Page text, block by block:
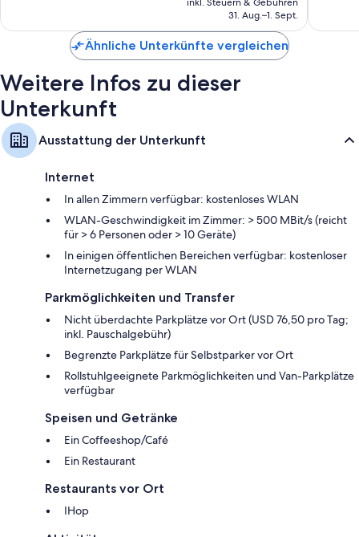
Badezimmer mit Designer-Toilettenartikeln und Haartrocknern
50-Zoll-LED-Fernseher mit Premium-TV-Sendern
Kaffee-/Teezubehör
beträgt
31. Aug.–1. Sept.
Ähnliche Unterkünfte vergleichen
Weitere Infos zu dieser
Unterkunft
Ausstattung der Unterkunft
Internet
In allen Zimmern verfügbar: kostenloses WLAN
WLAN-Geschwindigkeit im Zimmer: > 500 MBit/s (reicht
für > 6 Personen oder > 10 Geräte)
In einigen öffentlichen Bereichen verfügbar: kostenloser
Internetzugang per WLAN
Parkmöglichkeiten und Transfer
Nicht überdachte Parkplätze vor Ort (USD 76,50 pro Tag;
inkl. Pauschalgebühr)
Begrenzte Parkplätze für Selbstparker vor Ort
Rollstuhlgeeignete Parkmöglichkeiten und Van-Parkplätze
verfügbar
Speisen und Getränke
Ein Coffeeshop/Café
Ein Restaurant
Restaurants vor Ort
IHop